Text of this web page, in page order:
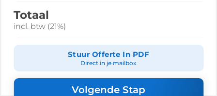
Totaal
incl. btw (21%)
Stuur Offerte In PDF
Direct in je mailbox
Volgende Stap